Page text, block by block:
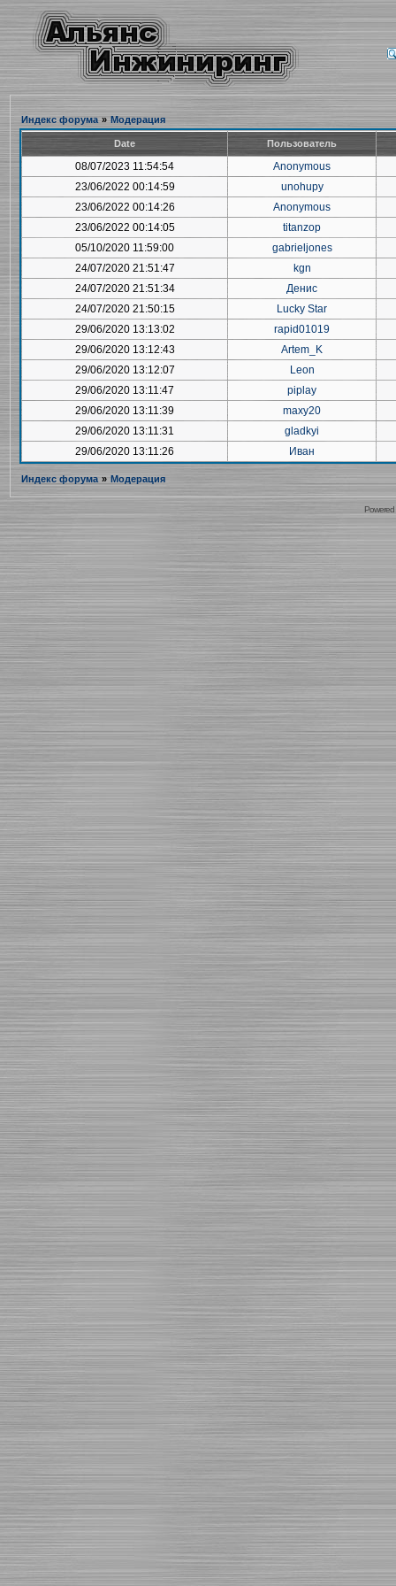
Индекс форума » Модерация
Date Пользователь
08/07/2023 11:54:54
Anonymous
23/06/2022 00:14:59
unohupy
23/06/2022 00:14:26
Anonymous
23/06/2022 00:14:05
titanzop
05/10/2020 11:59:00
gabrieljones
24/07/2020 21:51:47
kgn
24/07/2020 21:51:34
Денис
24/07/2020 21:50:15
Lucky Star
29/06/2020 13:13:02
rapid01019
29/06/2020 13:12:43
Artem_K
29/06/2020 13:12:07
Leon
29/06/2020 13:11:47
piplay
29/06/2020 13:11:39
maxy20
29/06/2020 13:11:31
gladkyi
29/06/2020 13:11:26
Иван
Индекс форума » Модерация